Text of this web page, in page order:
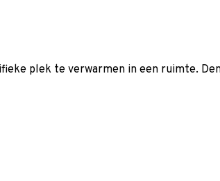
plek te verwarmen in een ruimte.